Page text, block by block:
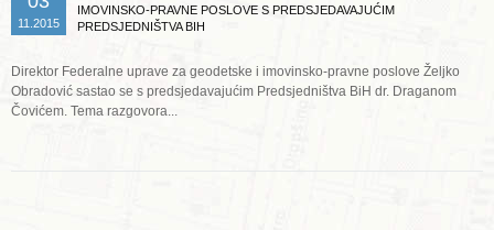
11.2015
IMOVINSKO-PRAVNE POSLOVE S PREDSJEDAVAJUĆIM
PREDSJEDNIŠTVA BIH
Direktor Federalne uprave za geodetske i imovinsko-pravne poslove Željko
Obradović sastao se s predsjedavajućim Predsjedništva BiH dr. Draganom
Čovićem. Tema razgovora...